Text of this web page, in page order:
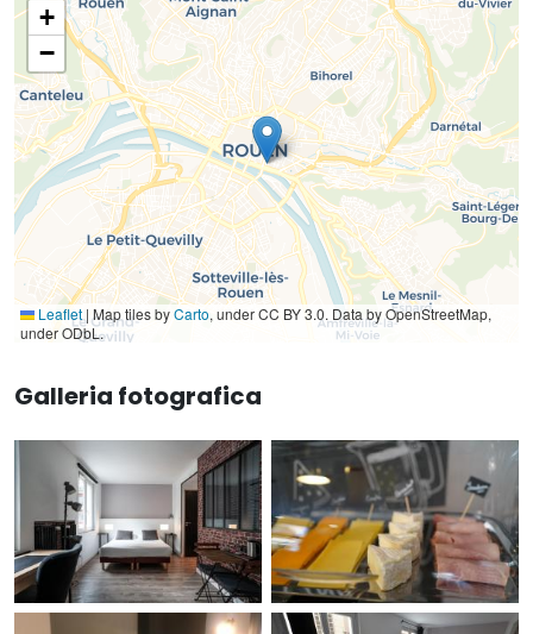
+
−
Leaflet | Map tiles byCarto, under CC BY 3.0. Data by OpenStreetMap,
under ODbL.
Galleria fotografica